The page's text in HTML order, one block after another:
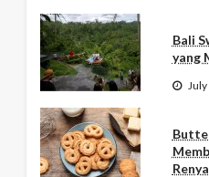
Bali
yang